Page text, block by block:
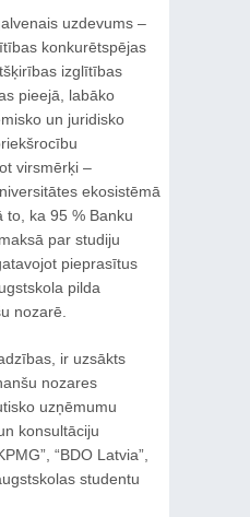
uzdevums –
konkurētspējas
izglītības
pieejā, labāko
un juridisko
virsmērķi –
ekosistēmā
to, ka 95 % Banku
par studiju
pieprasītus
pilda
nozarē.
ir uzsākts
nozares
uzņēmumu
konsultāciju
“BDO Latvia”,
studentu